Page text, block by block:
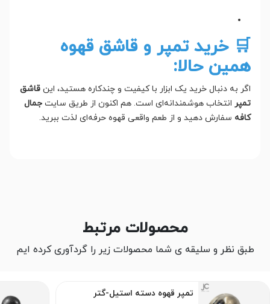
🛒 خرید تمپر و قاشق قهوه
همین حالا:
اگر به دنبال خرید یک ابزار با کیفیت و چندکاره هستید، این قاشق
تمپر انتخاب هوشمندانه‌ای‌ است. هم اکنون از طریق سایت جمال
کافه سفارش دهید و از طعم واقعی قهوه حرفه‌ای لذت ببرید.
محصولات مرتبط
طبق نظر و سلیقه ی شما محصولات زیر را گردآوری کرده ایم
تمپر قهوه دسته استیل-گتر